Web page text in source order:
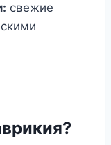
свежие